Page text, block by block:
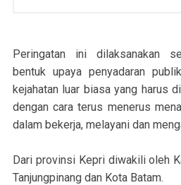
Peringatan ini dilaksanakan
bentuk upaya penyadaran
kejahatan luar biasa yang harus
dengan cara terus menerus
dalam bekerja, melayani dan
Dari provinsi Kepri diwakili oleh
Tanjungpinang dan Kota Batam.